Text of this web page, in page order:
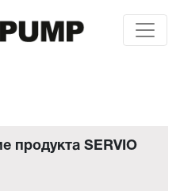
продукта SERVIO